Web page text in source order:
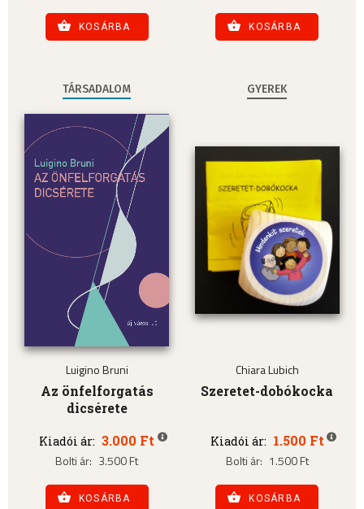
KOSÁRBA KOSÁRBA
TÁRSADALOM
Luigino Bruni
Az önfelforgatás
dicsérete
Kiadói ár: 3.000 Ft
Bolti ár: 3.500 Ft
KOSÁRBA
GYEREK
Chiara Lubich
Szeretet-dobókocka
Kiadói ár: 1.500 Ft
Bolti ár: 1.500 Ft
KOSÁRBA